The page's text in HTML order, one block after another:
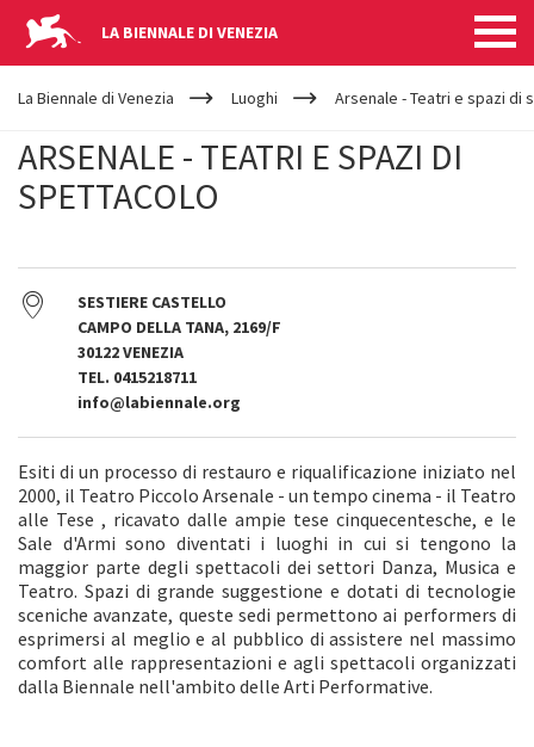
LA BIENNALE DI VENEZIA
YOUR
ARE
La Biennale di Venezia Luoghi Arsenale - Teatri e spazi di
ARSENALE - TEATRI E SPAZI DI
SPETTACOLO
SESTIERE CASTELLO
CAMPO DELLA TANA, 2169/F
30122 VENEZIA
TEL. 0415218711
info@labiennale.org
Esiti di un processo di restauro e riqualificazione iniziato nel
2000, il Teatro Piccolo Arsenale - un tempo cinema - il Teatro
alle Tese , ricavato dalle ampie tese cinquecentesche, e le
Sale d'Armi sono diventati i luoghi in cui si tengono la
maggior parte degli spettacoli dei settori Danza, Musica e
Teatro. Spazi di grande suggestione e dotati di tecnologie
sceniche avanzate, queste sedi permettono ai performers di
esprimersi al meglio e al pubblico di assistere nel massimo
comfort alle rappresentazioni e agli spettacoli organizzati
dalla Biennale nell'ambito delle Arti Performative.